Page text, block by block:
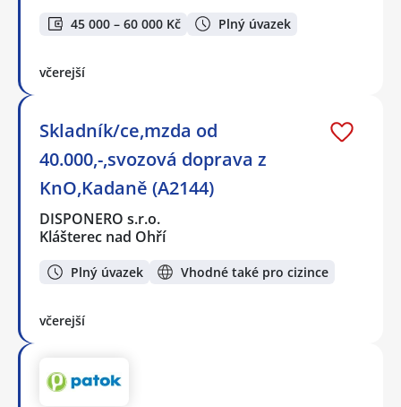
45 000 – 60 000 Kč Plný úvazek
včerejší
Skladník/ce,mzda od
40.000,-,svozová doprava z
KnO,Kadaně (A2144)
DISPONERO s.r.o.
Klášterec nad Ohří
Plný úvazek Vhodné také pro cizince
včerejší